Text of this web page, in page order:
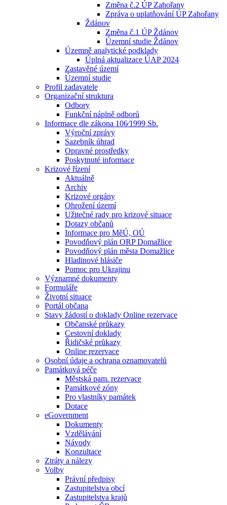
Změna č.2 ÚP Zahořany
Zpráva o uplatňování ÚP Zahořany
Ždánov
Změna č.1 ÚP Ždánov
Územní studie Ždánov
Územně analytické podklady
Úplná aktualizace ÚAP 2024
Zastavěné území
Územní studie
Profil zadavatele
Organizační struktura
Odbory
Funkční náplně odborů
Informace dle zákona 106⁄1999 Sb.
Výroční zprávy
Sazebník úhrad
Opravné prostředky
Poskytnuté informace
Krizové řízení
Aktuálně
Archiv
Krizové orgány
Ohrožení území
Užitečné rady pro krizové situace
Dotazy občanů
Informace pro MěÚ, OÚ
Povodňový plán ORP Domažlice
Povodňový plán města Domažlice
Hladinové hlásiče
Pomoc pro Ukrajinu
Významné dokumenty
Formuláře
Životní situace
Portál občana
Stavy žádostí o doklady Online rezervace
Občanské průkazy
Cestovní doklady
Řidičské průkazy
Online rezervace
Osobní údaje a ochrana oznamovatelů
Památková péče
Městská pam. rezervace
Památkové zóny
Pro vlastníky památek
Dotace
eGovernment
Dokumenty
Vzdělávání
Návody
Konzultace
Ztráty a nálezy
Volby
Právní předpisy
Zastupitelstva obcí
Zastupitelstva krajů